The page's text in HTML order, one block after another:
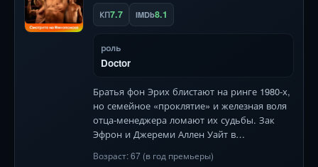
КП7.7 IMDb8.1
роль
Doctor
Братья фон Эрих блистают на ринге 1980-х,
но семейное «проклятие» и железная воля
отца-менеджера ломают их судьбы. Зак
Эфрон и Джереми Аллен Уайт в
рестлинга.
Возраст: 67 (в год премьеры)